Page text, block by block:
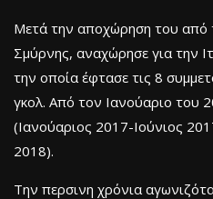
Μετά την αποχώρηση του από
Σμύρνης, αναχώρησε για την
την οποία έφτασε τις 8
γκολ. Από τον Ιανούαριο του
(Ιανούαριος 2017-Ιούνιος
2018).
Την περσινη χρόνια